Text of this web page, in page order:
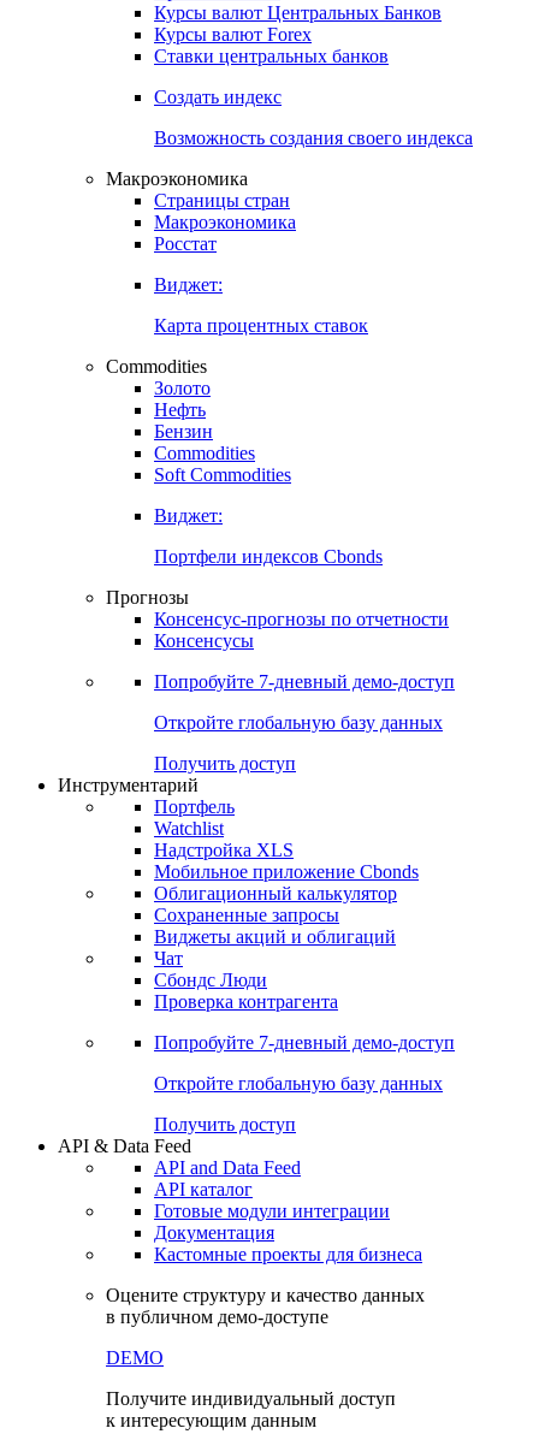
Курсы валют Центральных Банков
Курсы валют Forex
Ставки центральных банков
Создать индекс
Возможность создания своего индекса
Макроэкономика
Страницы стран
Макроэкономика
Росстат
Виджет:
Карта процентных ставок
Commodities
Золото
Нефть
Бензин
Commodities
Soft Commodities
Виджет:
Портфели индексов Cbonds
Прогнозы
Консенсус-прогнозы по отчетности
Консенсусы
Попробуйте 7-дневный демо-доступ
Откройте глобальную базу данных
Получить доступ
Инструментарий
Портфель
Watchlist
Надстройка XLS
Мобильное приложение Cbonds
Облигационный калькулятор
Сохраненные запросы
Виджеты акций и облигаций
Чат
Сбондс Люди
Проверка контрагента
Попробуйте 7-дневный демо-доступ
Откройте глобальную базу данных
Получить доступ
API & Data Feed
API and Data Feed
API каталог
Готовые модули интеграции
Документация
Кастомные проекты для бизнеса
Оцените структуру и качество данных
в публичном демо-доступе
DEMO
Получите индивидуальный доступ
к интересующим данным